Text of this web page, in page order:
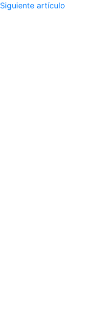
Siguiente artículo